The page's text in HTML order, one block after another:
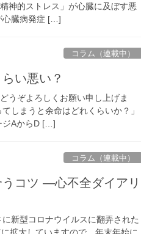
神的ストレス」が心臓に及ぼす悪
心臓病発症 […]
コラム（連載中）
い悪い？
うぞよろしくお願い申し上げま
しまうと余命はどれくらいか？」
ジAからD […]
コラム（連載中）
コツ ―心不全ダイアリ
新型コロナウイルスに翻弄された
拡大していますので、年末年始に